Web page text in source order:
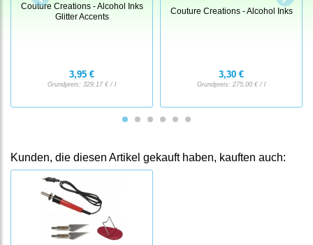
Couture Creations - Alcohol Inks
Glitter Accents
3,95 €
Grundpreis: 329,17 € / l
Couture Creations - Alcohol Inks
3,30 €
Grundpreis: 275,00 € / l
Kunden, die diesen Artikel gekauft haben, kauften auch: